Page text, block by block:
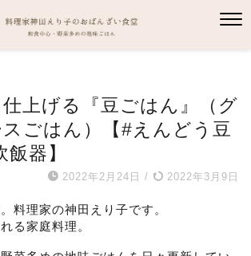
上げる『豆ごはん』（グ
ごはん）【#えんどう豆
器】
2022年2月24日 / 2022年3月9日
料理家の神田えり子です。
る家庭料理。